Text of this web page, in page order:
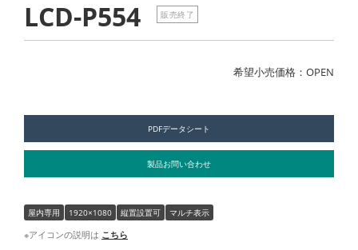
LCD-P554 販売終了
希望小売価格：OPEN
PDFデータシート
製品お問い合わせ
屋内専用 1920×1080 縦置設置可 マルチ表示
※アイコンの説明は こちら